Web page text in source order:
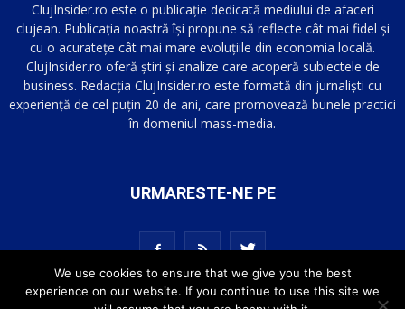
ClujInsider.ro este o publicație dedicată mediului de afaceri
clujean. Publicația noastră își propune să reflecte cât mai fidel și
cu o acuratețe cât mai mare evoluțiile din economia locală.
ClujInsider.ro oferă știri și analize care acoperă subiectele de
business. Redacția ClujInsider.ro este formată din jurnaliști cu
experiență de cel puțin 20 de ani, care promovează bunele practici
în domeniul mass-media.
URMARESTE-NE PE
We use cookies to ensure that we give you the best
experience on our website. If you continue to use this site we